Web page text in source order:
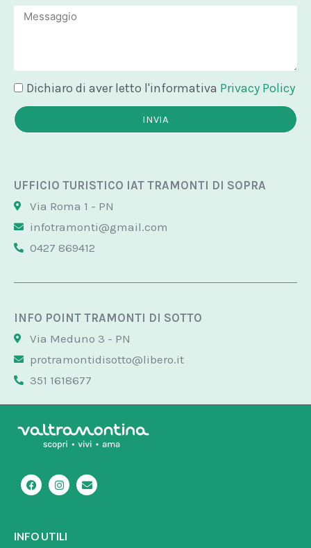
Message
Dichiaro di aver letto l'informativa Privacy Policy
INVIA
UFFICIO TURISTICO IAT TRAMONTI DI SOPRA
Via Roma 1 - PN
infotramonti@gmail.com
0427 869412
INFO POINT TRAMONTI DI SOTTO
Via Meduno 3 - PN
protramontidisotto@libero.it
351 1618677
F
a
c
o
o
I
n
s
g
r
E
n
v
INFO UTILI